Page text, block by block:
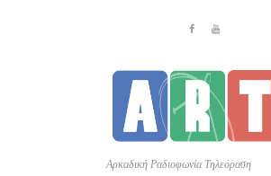
Αρκαδική Ραδιοφωνία Τηλεόραση